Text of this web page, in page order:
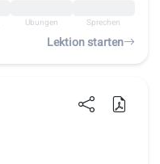
Übungen Sprechen
Lektion starten